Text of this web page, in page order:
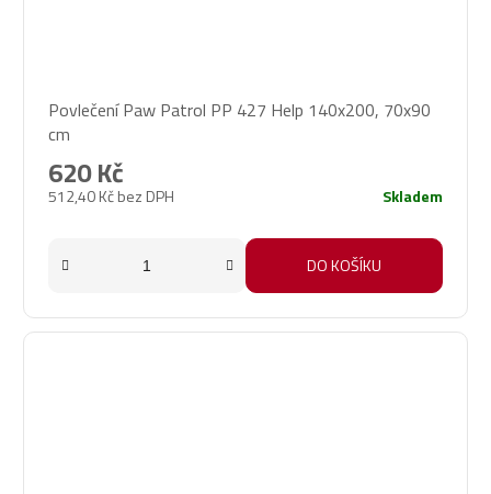
Povlečení Paw Patrol PP 427 Help 140x200, 70x90
cm
512,40 Kč bez DPH
620 Kč
Skladem
DO KOŠÍKU